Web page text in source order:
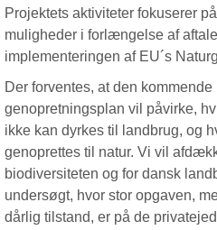
Projektets aktiviteter fokuserer
muligheder i forlængelse af
implementeringen af EU´s
Der forventes, at den
genopretningsplan vil påvirke,
ikke kan dyrkes til landbrug, og
genoprettes til natur. Vi vil
biodiversiteten og for dansk
undersøgt, hvor stor opgaven,
dårlig tilstand, er på de